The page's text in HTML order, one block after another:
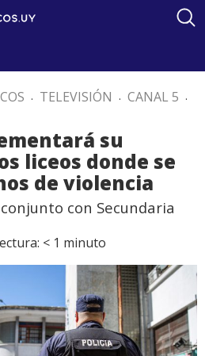
. TELEVISIÓN . CANAL 5 .
su
liceos donde se
de violencia
con Secundaria
< 1 minuto